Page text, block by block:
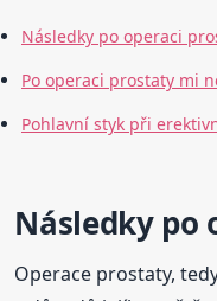
Následky po operaci
Po operaci prostaty mi
Pohlavní styk při
Následky po
Operace prostaty,